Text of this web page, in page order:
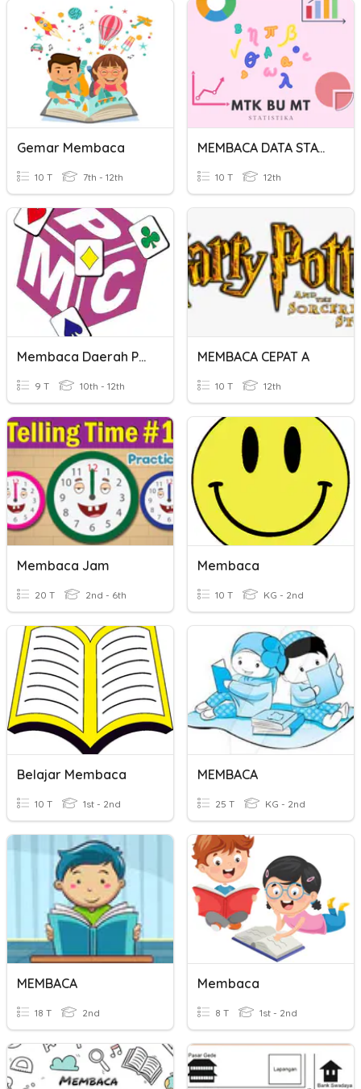
Gemar Membaca
10 T 7th - 12th
MEMBACA DATA STATISTIKA
10 T 12th
Membaca Daerah Penyelesaian
9 T 10th - 12th
MEMBACA CEPAT A
10 T 12th
Membaca Jam
20 T 2nd - 6th
Membaca
10 T KG - 2nd
Belajar Membaca
10 T 1st - 2nd
MEMBACA
25 T KG - 2nd
MEMBACA
18 T 2nd
Membaca
8 T 1st - 2nd